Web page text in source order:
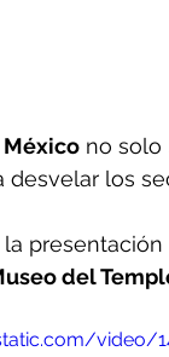
México no solo
desvelar los
del
video/